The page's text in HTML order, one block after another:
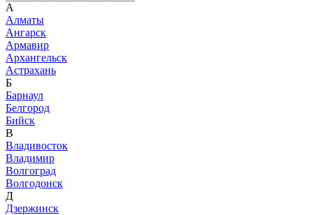
А
Алматы
Ангарск
Армавир
Архангельск
Астрахань
Б
Барнаул
Белгород
Бийск
В
Владивосток
Владимир
Волгоград
Волгодонск
Д
Дзержинск